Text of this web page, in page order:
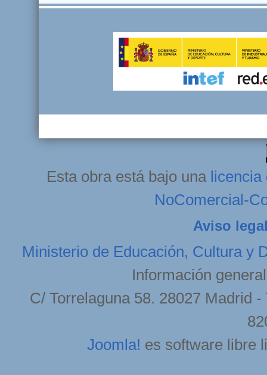
Esta obra está bajo una licencia
NoComercial-
Aviso
Ministerio de Educación, Cultura y
Información
C/ Torrelaguna 58. 28027 Madrid
Joomla! es software libre